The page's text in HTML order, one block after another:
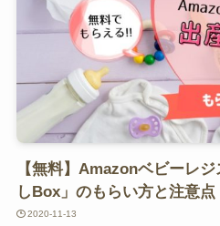
【無料】Amazonベビーレ
しBox」のもらい方と注意点
2020-11-13